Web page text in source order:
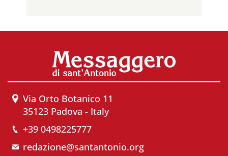
Via Orto Botanico 11
35123 Padova - Italy
+39 0498225777
redazione@santantonio.org